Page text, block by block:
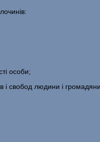
особи;
і свобод людини і